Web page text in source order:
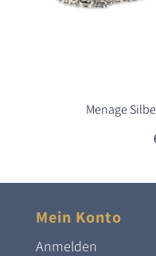
Menage
Mein Konto
Anmelden